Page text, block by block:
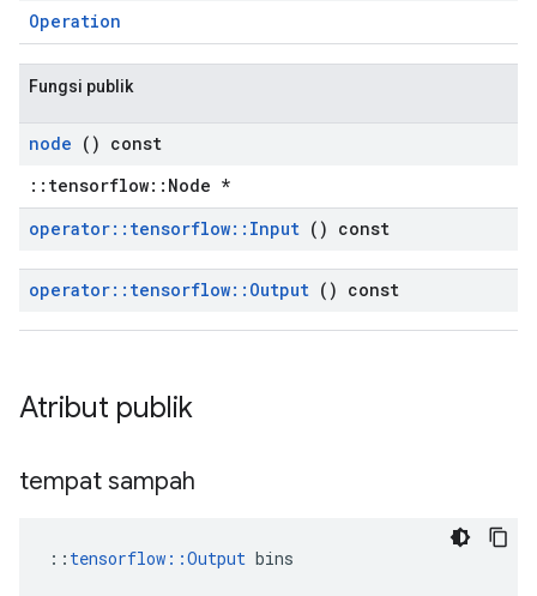
Operation
Fungsi publik
node () const
::tensorflow::Node *
operator:: tensorflow:: Input () const
operator:: tensorflow:: Output () const
Atribut publik
tempat sampah
:: tensorflow::Output bins